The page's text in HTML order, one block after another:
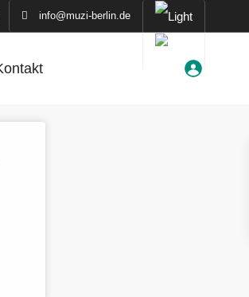
info@muzi-berlin.de